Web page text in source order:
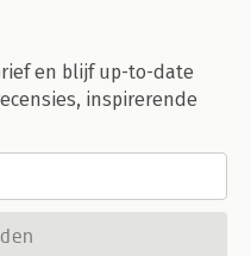
en blijf up-to-date
inspirerende